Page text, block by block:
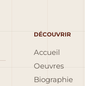
DÉCOUVRIR
Accueil
Oeuvres
Biographie